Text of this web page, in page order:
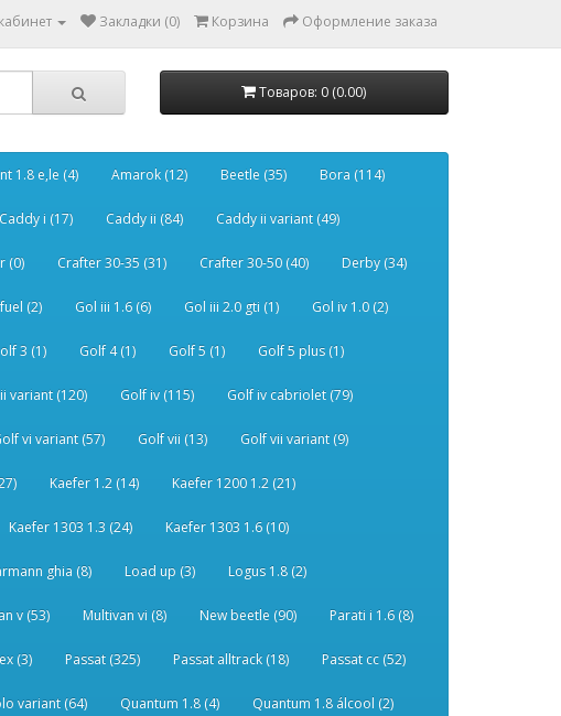
Закладки (0) Корзина Оформление заказа
Товаров: 0 (0.00)
1.8 e,le (4) Amarok (12) Beetle (35) Bora (114)
Caddy i (17) Caddy ii (84) Caddy ii variant (49)
(0) Crafter 30-35 (31) Crafter 30-50 (40) Derby (34)
(2) Gol iii 1.6 (6) Gol iii 2.0 gti (1) Gol iv 1.0 (2)
3 (1) Golf 4 (1) Golf 5 (1) Golf 5 plus (1)
variant (120) Golf iv (115) Golf iv cabriolet (79)
vi variant (57) Golf vii (13) Golf vii variant (9)
Kaefer 1.2 (14) Kaefer 1200 1.2 (21)
Kaefer 1303 1.3 (24) Kaefer 1303 1.6 (10)
ghia (8) Load up (3) Logus 1.8 (2)
v (53) Multivan vi (8) New beetle (90) Parati i 1.6 (8)
(3) Passat (325) Passat alltrack (18) Passat cc (52)
variant (64) Quantum 1.8 (4) Quantum 1.8 álcool (2)